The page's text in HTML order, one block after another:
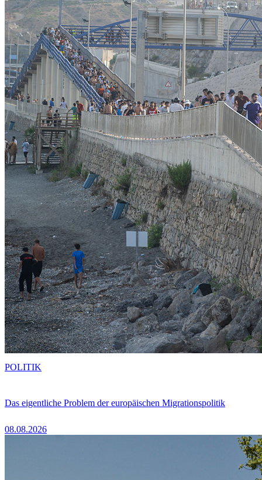
Das eigentliche Problem der europäischen Migrationspolitik
08.08.2026
POLITIK